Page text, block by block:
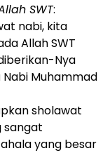
SWT:
nabi, kita
Allah SWT
Nya
Muhammad
sholawat
sangat
yang besar